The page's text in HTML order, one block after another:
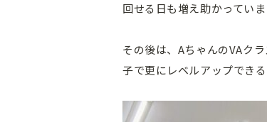
回せる日も増え助かっていま
その後は、AちゃんのVAク
子で更にレベルアップでき